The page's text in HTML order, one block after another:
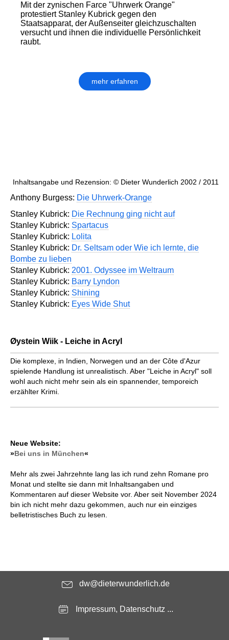
Mit der zynischen Farce "Uhrwerk Orange"
protestiert Stanley Kubrick gegen den
Staatsapparat, der Außenseiter gleichzuschalten
versucht und ihnen die individuelle Persönlichkeit
raubt.
mehr erfahren
Inhaltsangabe und Rezension: © Dieter Wunderlich 2002 / 2011
Anthony Burgess: Die Uhrwerk-Orange
Stanley Kubrick: Die Rechnung ging nicht auf
Stanley Kubrick: Spartacus
Stanley Kubrick: Lolita
Stanley Kubrick: Dr. Seltsam oder Wie ich lernte, die
Bombe zu lieben
Stanley Kubrick: 2001. Odyssee im Weltraum
Stanley Kubrick: Barry Lyndon
Stanley Kubrick: Shining
Stanley Kubrick: Eyes Wide Shut
Øystein Wiik - Leiche in Acryl
Die komplexe, in Indien, Norwegen und an der Côte d'Azur
spielende Handlung ist unrealistisch. Aber "Leiche in Acryl" soll
wohl auch nicht mehr sein als ein spannender, temporeich
erzählter Krimi.
Neue Website:
»Bei uns in München«
Mehr als zwei Jahrzehnte lang las ich rund zehn Romane pro
Monat und stellte sie dann mit Inhaltsangaben und
Kommentaren auf dieser Website vor. Aber seit November 2024
bin ich nicht mehr dazu gekommen, auch nur ein einziges
belletristisches Buch zu lesen.
dw@dieterwunderlich.de
Impressum, Datenschutz ...